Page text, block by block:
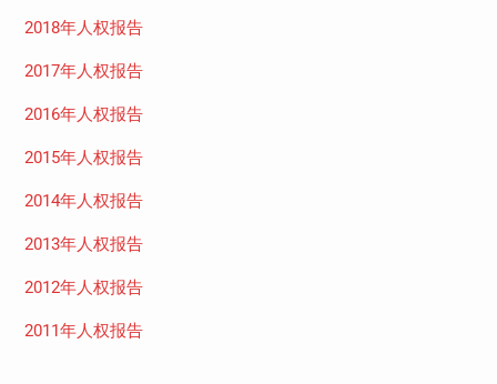
2018年人权报告
2017年人权报告
2016年人权报告
2015年人权报告
2014年人权报告
2013年人权报告
2012年人权报告
2011年人权报告